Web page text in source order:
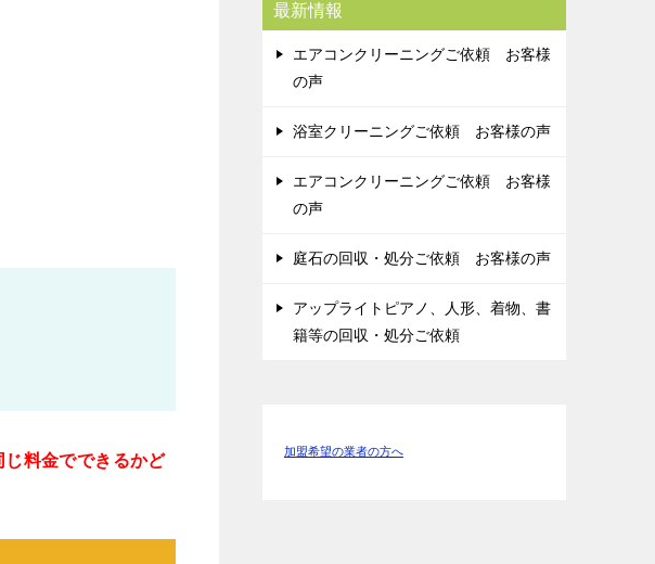
料金でできるかど
最新情報
エアコンクリーニングご依頼 お客様
の声
浴室クリーニングご依頼 お客様の声
エアコンクリーニングご依頼 お客様
の声
庭石の回収・処分ご依頼 お客様の声
アップライトピアノ、人形、着物、書
籍等の回収・処分ご依頼
加盟希望の業者の方へ